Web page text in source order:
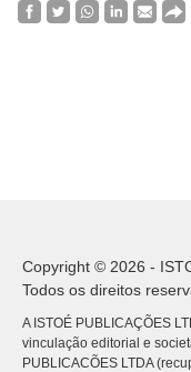
Copyright © 2026 -
Todos os direitos
A ISTOÉ PUBLICAÇÕES
vinculação editorial e
PUBLICACÕES LTDA